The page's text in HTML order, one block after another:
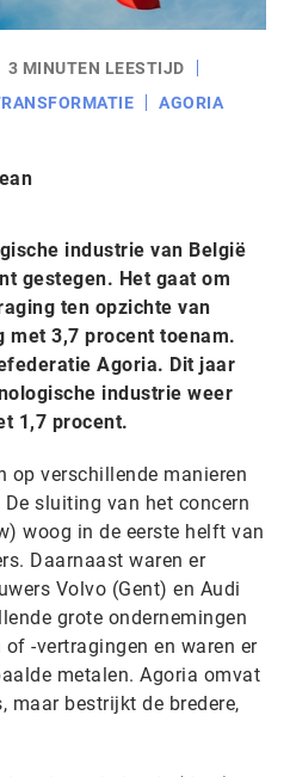
3 MINUTEN LEESTIJD
AGORIA
industrie van België
gestegen. Het gaat om
ten opzichte van
met 3,7 procent toenam.
Agoria. Dit jaar
industrie weer
1,7 procent.
op verschillende manieren
sluiting van het concern
woog in de eerste helft van
Daarnaast waren er
Volvo (Gent) en Audi
grote ondernemingen
-vertragingen en waren er
metalen. Agoria omvat
maar bestrijkt de bredere,